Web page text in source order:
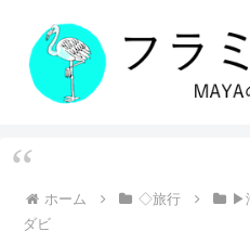
ホーム ◇旅行 ▶
ダビ